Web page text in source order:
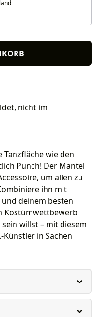
nicht im
wie den
Punch! Der Mantel
um allen zu
ihn mit
deinem besten
Kostümwettbewerb
willst – mit diesem
in Sachen